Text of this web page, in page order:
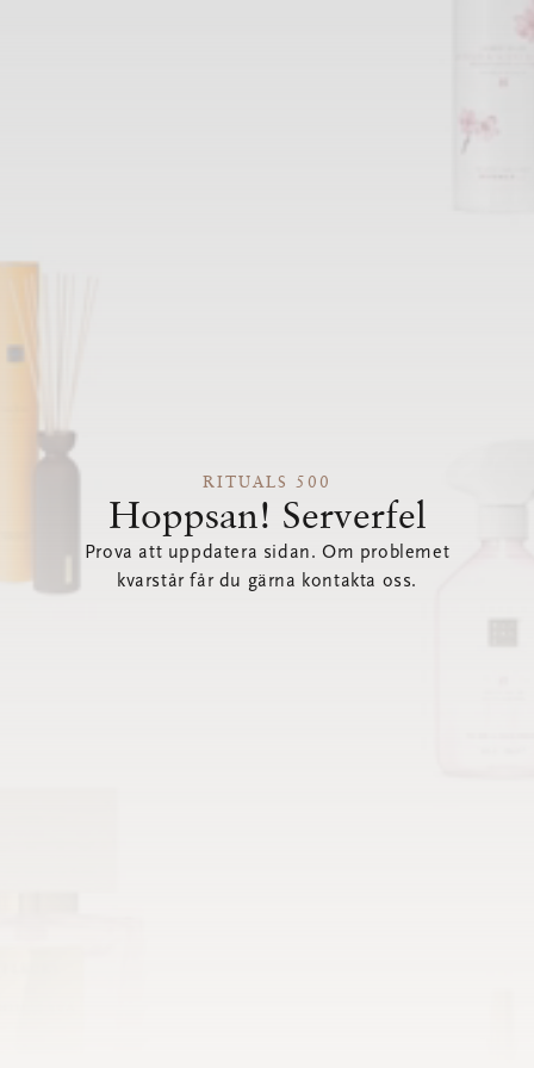
RITUALS 500
Hoppsan! Serverfel
Prova att uppdatera sidan. Om problemet
kvarstår får du gärna kontakta oss.